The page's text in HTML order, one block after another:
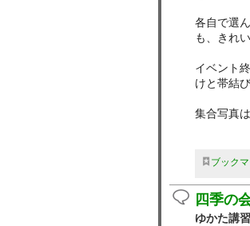
各自で選
も、きれ
イベント
けと帯結
集合写真
ブック
四季の
ゆかた講